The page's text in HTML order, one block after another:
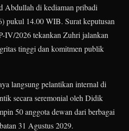
Abdullah di kediaman pribadi
pukul 14.00 WIB. Surat keputusan
IV/2026 tekankan Zuhri jalankan
tinggi dan komitmen publik
langsung pelantikan internal di
secara seremonial oleh Didik
50 anggota dewan dari berbagai
31 Agustus 2029.